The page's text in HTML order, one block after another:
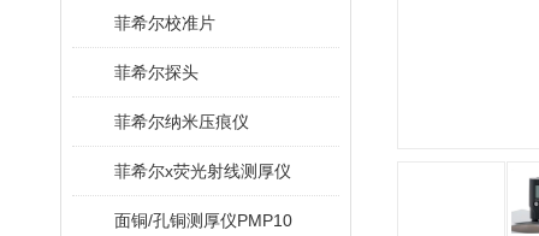
菲希尔校准片
菲希尔探头
菲希尔纳米压痕仪
菲希尔x荧光射线测厚仪
面铜/孔铜测厚仪PMP10